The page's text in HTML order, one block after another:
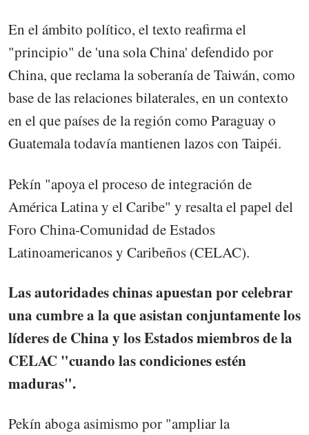
En el ámbito político, el texto reafirma el
"principio" de 'una sola China' defendido por
China, que reclama la soberanía de Taiwán, como
base de las relaciones bilaterales, en un contexto
en el que países de la región como Paraguay o
Guatemala todavía mantienen lazos con Taipéi.
Pekín "apoya el proceso de integración de
América Latina y el Caribe" y resalta el papel del
Foro China-Comunidad de Estados
Latinoamericanos y Caribeños (CELAC).
Las autoridades chinas apuestan por celebrar
una cumbre a la que asistan conjuntamente los
líderes de China y los Estados miembros de la
CELAC "cuando las condiciones estén
maduras".
Pekín aboga asimismo por "ampliar la